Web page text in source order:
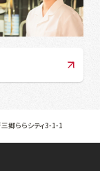
郷ららシティ3-1-1